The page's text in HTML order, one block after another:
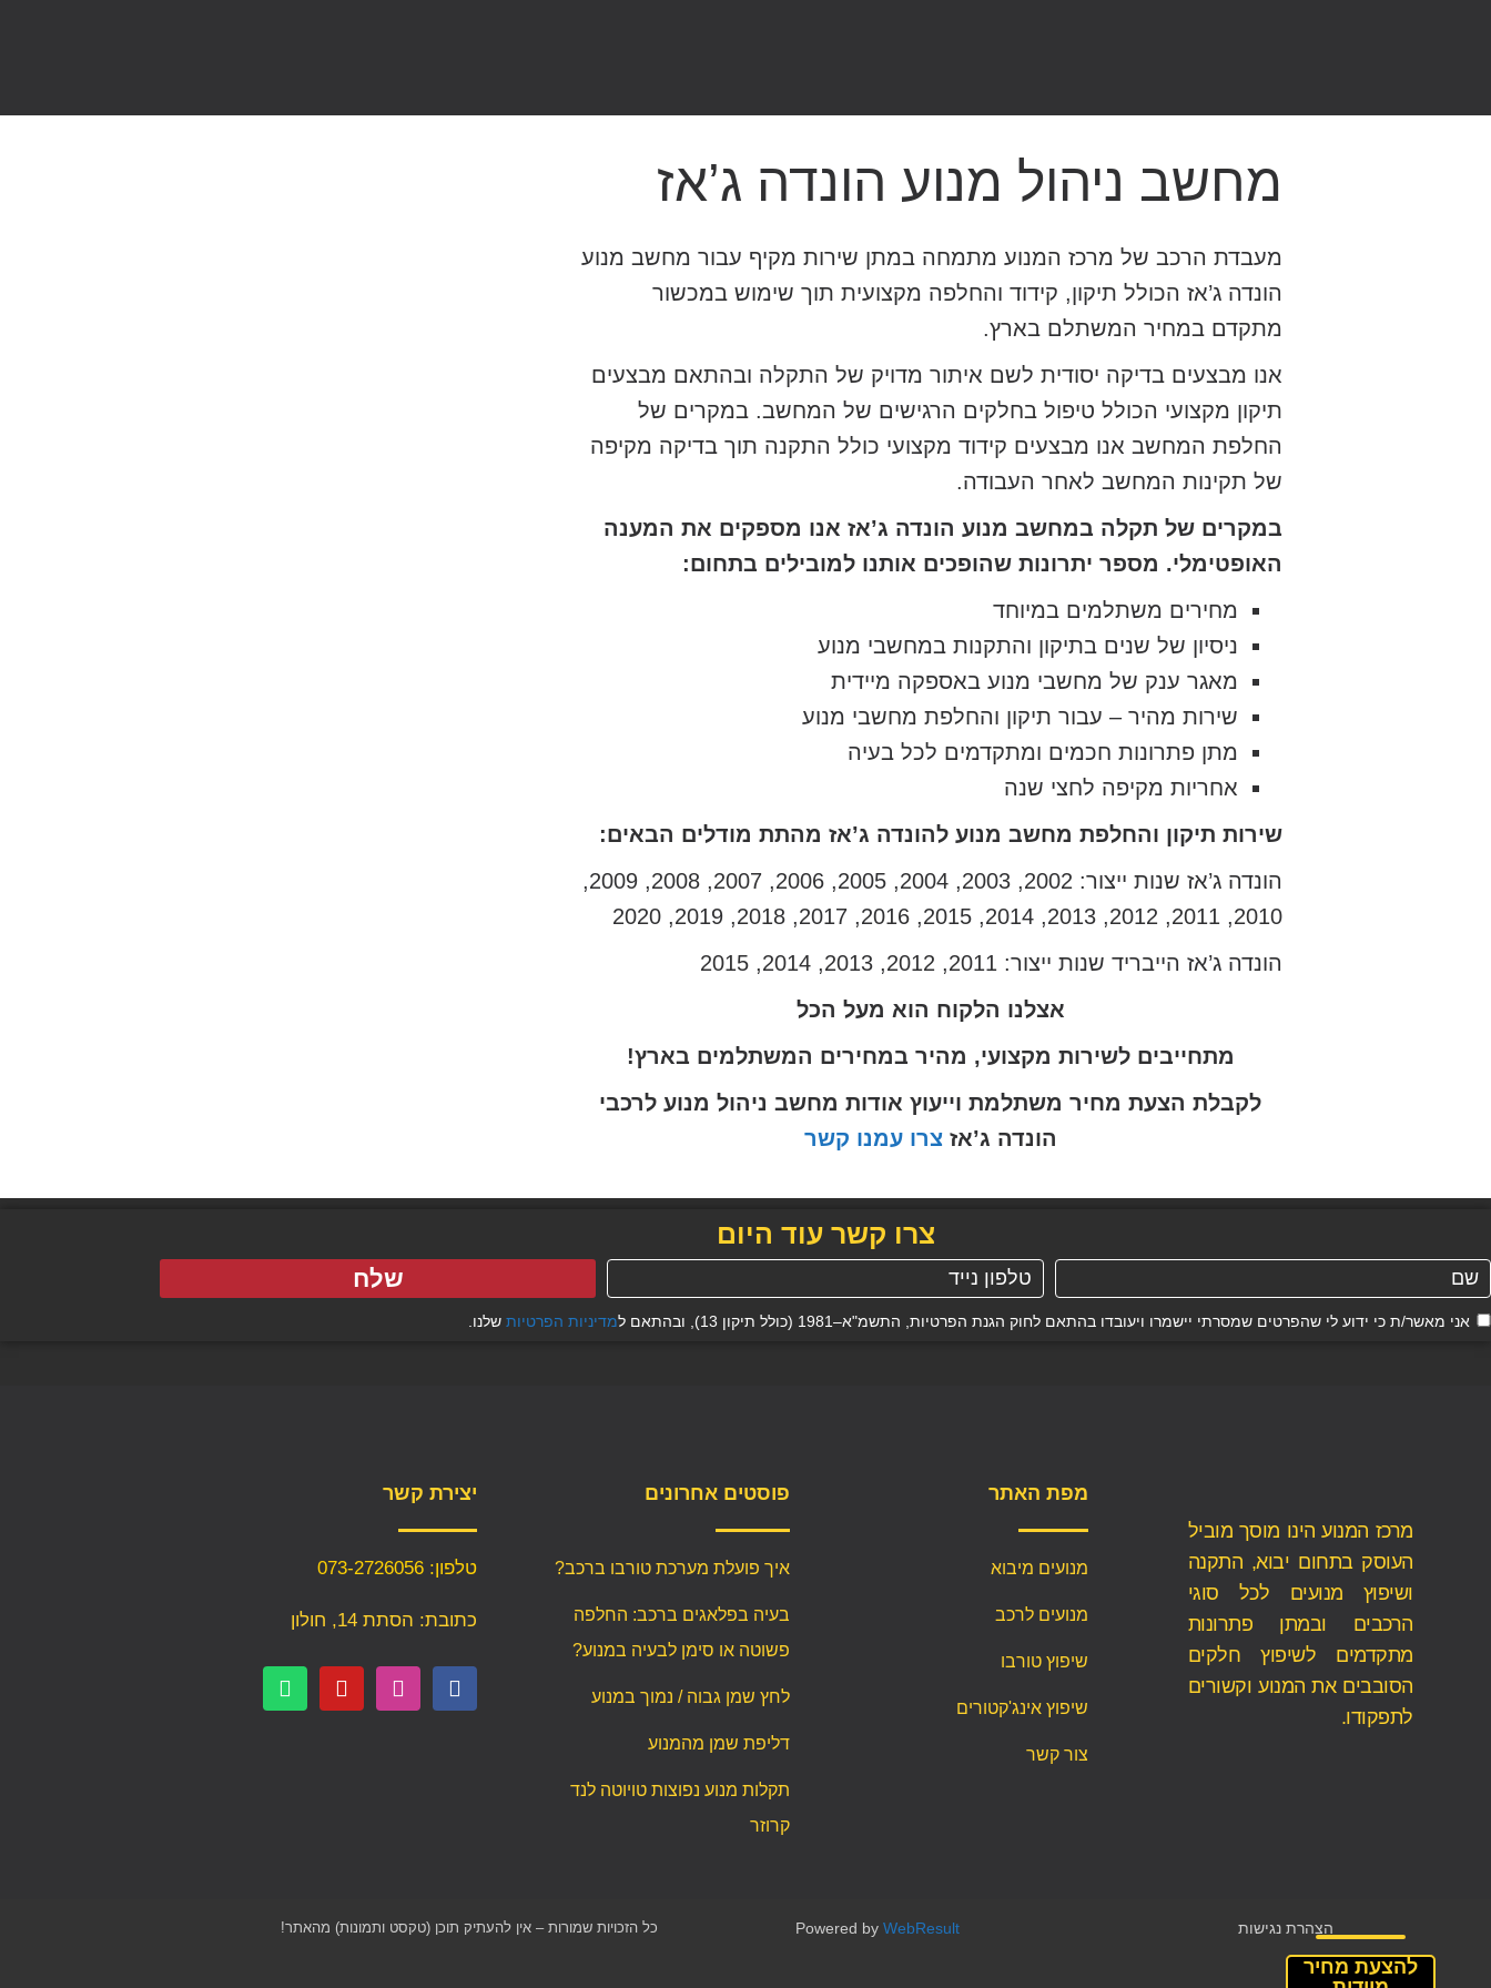
מחשב ניהול מנוע הונדה ג’אז
מעבדת הרכב של מרכז המנוע מתמחה במתן שירות מקיף עבור מחשב מנוע
הונדה ג’אז הכולל תיקון, קידוד והחלפה מקצועית תוך שימוש במכשור
מתקדם במחיר המשתלם בארץ.
אנו מבצעים בדיקה יסודית לשם איתור מדויק של התקלה ובהתאם מבצעים
תיקון מקצועי הכולל טיפול בחלקים הרגישים של המחשב. במקרים של
החלפת המחשב אנו מבצעים קידוד מקצועי כולל התקנה תוך בדיקה מקיפה
של תקינות המחשב לאחר העבודה.
במקרים של תקלה במחשב מנוע הונדה ג’אז אנו מספקים את המענה
האופטימלי. מספר יתרונות שהופכים אותנו למובילים בתחום:
מחירים משתלמים במיוחד
ניסיון של שנים בתיקון והתקנות במחשבי מנוע
מאגר ענק של מחשבי מנוע באספקה מיידית
שירות מהיר – עבור תיקון והחלפת מחשבי מנוע
מתן פתרונות חכמים ומתקדמים לכל בעיה
אחריות מקיפה לחצי שנה
שירות תיקון והחלפת מחשב מנוע להונדה ג’אז מהתת מודלים הבאים:
הונדה ג’אז שנות ייצור: 2002, 2003, 2004, 2005, 2006, 2007, 2008, 2009,
2010, 2011, 2012, 2013, 2014, 2015, 2016, 2017, 2018, 2019, 2020
הונדה ג’אז הייבריד שנות ייצור: 2011, 2012, 2013, 2014, 2015
אצלנו הלקוח הוא מעל הכל
מתחייבים לשירות מקצועי, מהיר במחירים המשתלמים בארץ!
לקבלת הצעת מחיר משתלמת וייעוץ אודות מחשב ניהול מנוע לרכבי
הונדה ג’אזצרו עמנו קשר
צרו קשר עוד היום
אני מאשר/ת כי ידוע לי שהפרטים שמסרתי יישמרו ויעובדו בהתאם לחוק הגנת הפרטיות, התשמ"א–1981 (כולל תיקון 13), ובהתאם ל מדיניות הפרטיות שלנו.
שלח
מרכז המנוע הינו מוסך מוביל
העוסק בתחום יבוא, התקנה
ושיפוץ מנועים לכל סוגי
הרכבים ובמתן פתרונות
מתקדמים לשיפוץ חלקים
הסובבים את המנוע וקשורים
לתפקודו.
מפת האתר
מנועים מיבוא
מנועים לרכב
שיפוץ טורבו
שיפוץ אינג'קטורים
צור קשר
פוסטים אחרונים
איך פועלת מערכת טורבו ברכב?
בעיה בפלאגים ברכב: החלפה
פשוטה או סימן לבעיה במנוע?
לחץ שמן גבוה / נמוך במנוע
דליפת שמן מהמנוע
תקלות מנוע נפוצות טויוטה לנד
קרוזר
יצירת קשר
טלפון: 073-2726056
כתובת: הסתת 14, חולון
הצהרת נגישות Powered by WebResult כל הזכויות שמורות – אין להעתיק תוכן (טקסט ותמונות) מהאתר!
להצעת מחיר